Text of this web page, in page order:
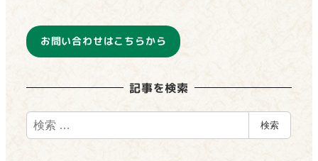
お問い合わせはこちらから
記事を検索
検
索
検索